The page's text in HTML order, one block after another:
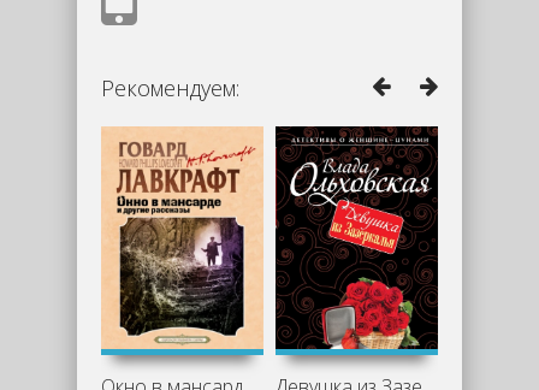
Рекомендуем: